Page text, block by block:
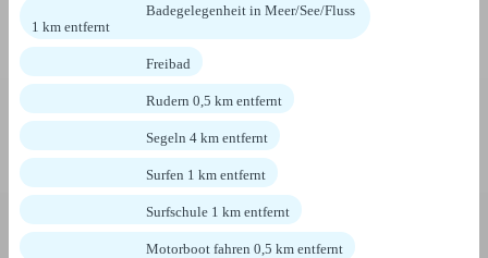
Badegelegenheit in Meer/See/Fluss
1 km entfernt
Freibad
Rudern 0,5 km entfernt
Segeln 4 km entfernt
Surfen 1 km entfernt
Surfschule 1 km entfernt
Motorboot fahren 0,5 km entfernt